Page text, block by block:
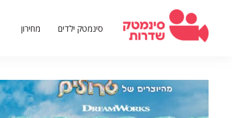
העיקרי
סינמטק ילדים מחירון